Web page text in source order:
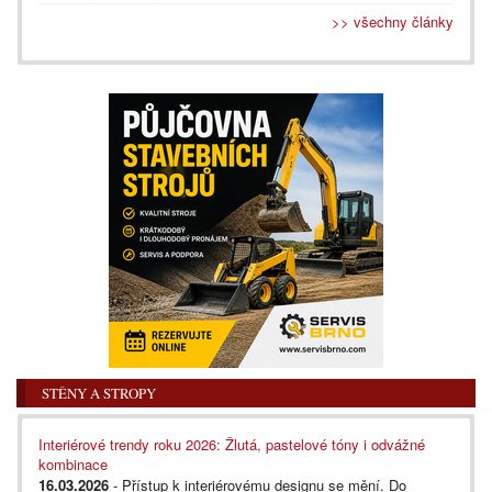
>> všechny články
STĚNY A STROPY
Interiérové trendy roku 2026: Žlutá, pastelové tóny i odvážné
kombinace
16.03.2026 - Přístup k interiérovému designu se mění. Do